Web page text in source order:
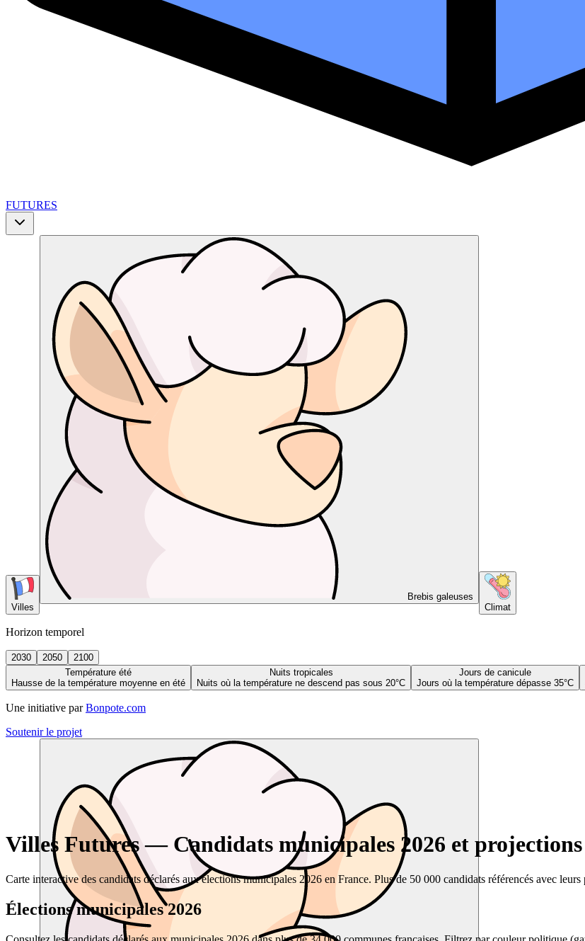
FUTURES
Villes
Brebis galeuses
Climat
Horizon temporel
2030 2050
2100
Température été
Hausse de la température moyenne en été
Nuits tropicales
Nuits où la température ne descend pas sous 20°C
Jours de canicule
Jours où la température dépasse 35°C
Une initiative par Bonpote.com
Soutenir le projet
Villes Futures — Candidats municipales 2026 et
Carte interactive des candidats déclarés aux élections municipales 2026 en France. Plus de 50 000 candidats référencés avec
Élections municipales 2026